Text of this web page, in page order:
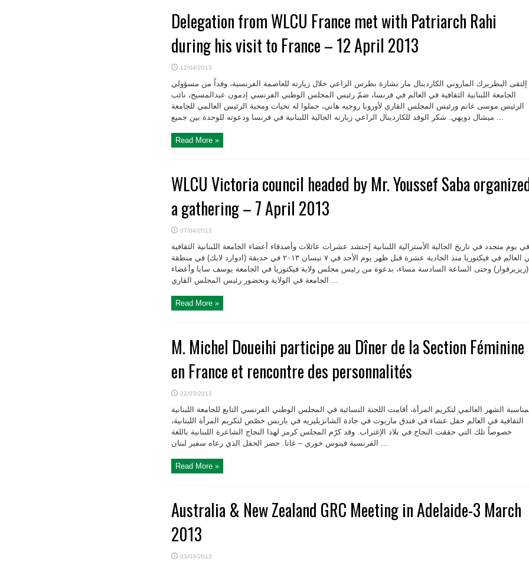
Delegation from WLCU France met with Patriarch Rahi
during his visit to France – 12 April 2013
12/04/2013
إلتقى البطريرك الماروني الكاردينال مار بشارة بطرس الراعي خلال زيارته للعاصمة الفرنسية، وفداً من مسؤولي
الجامعة اللبنانية الثقافية في العالم في فرنسا، ضمّ رئيس المجلس الوطني الفرنسي إدمون عبدالمسيح، نائب
الرئيس موسى غانم ورئيس المجلس القاري لأوروبا روجيه هاني، حملوا له تحيات ومحبة الرئيس العالمي للجامعة
ميشال دويهي. شكر الوفد للكاردينال الراعي زيارته الجالية اللبنانية في فرنسا ودعوته للوحدة بين جميع ...
Read More »
WLCU Victoria council headed by Mr. Youssef Saba
a gathering – 7 April 2013
07/04/2013
في يوم متجدد في تاريخ الجالية الأسترالية اللبنانية إحتشد عشرات عائلات وأصدقاء أعضاء الجامعة اللبنانية الثقافية
في العالم في فيكتوريا منذ الحادية عشرة قبل ظهر يوم الأحد في ٧ نيسان ٢۰۱۳ في حديقة (ادوارد لايك) في منطقة
(ريزيرفوار) وحتى الساعة السادسة مساء، بدعوة من رئيس مجلس ولاية فيكتوريا في الجامعة يوسف سابا وأعضاء
الجامعة في الولاية وبحضور رئيس المجلس القاري ...
Read More »
M. Michel Doueihi participe au Dîner de la Section Féminine
en France et rencontre des personnalités
22/03/2013
الشهر العالمي لتكريم المرأة، أقامت اللجنة النسائية في المجلس الوطني الفرنسي التابع للجامعة اللبنانية
الثقافية في العالم حفل عشاء في فندق ماريوت في جادة الشانزيليزيه في باريس خصّص لتكريم المرأة اللبنانية،
خصوصاً تلك التي حققت النجاح في بلاد الإغتراب. وقد كرّم المجلس كرمز لهذا النجاح الشاعرة اللبنانية باللغة
الفرنسية فينوس خوري – غاتا. حضر الحفل الذي رعاه سفير لبنان ...
Read More »
Australia & New Zealand GRC Meeting in Adelaide-3 March
2013
03/03/2013